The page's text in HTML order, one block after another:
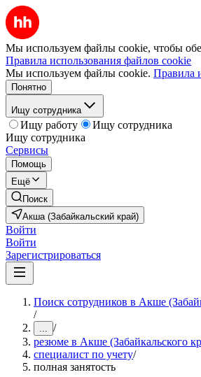
Мы используем файлы cookie, чтобы
Правила использования файлов cookie
Мы используем файлы cookie. Правила
Понятно
Ищу сотрудника
Ищу работу
Ищу сотрудника
Ищу сотрудника
Сервисы
Помощь
Ещё
Поиск
Акша (Забайкальский край)
Войти
Войти
Зарегистрироваться
Поиск сотрудников в Акше
/
... /
резюме в Акше (Забайкальского
специалист по учету/
полная занятость